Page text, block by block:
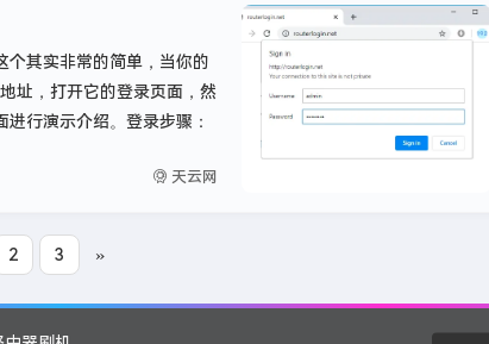
个其实非常的简单，当你的
址，打开它的登录页面，然
行演示介绍。登录步骤：
天云网
2 3 »